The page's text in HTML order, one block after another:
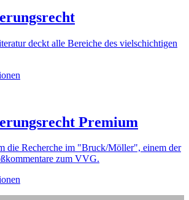
deckt alle Bereiche des vielschichtigen
Premium
die Recherche im "Bruck/Möller", einem der
zum VVG.